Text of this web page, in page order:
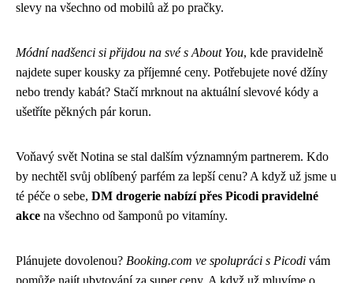
slevy na všechno od mobilů až po pračky.
Módní nadšenci si přijdou na své s About You, kde pravidelně
najdete super kousky za příjemné ceny. Potřebujete nové džíny
nebo trendy kabát? Stačí mrknout na aktuální slevové kódy a
ušetříte pěkných pár korun.
Voňavý svět Notina se stal dalším významným partnerem. Kdo
by nechtěl svůj oblíbený parfém za lepší cenu? A když už jsme u
té péče o sebe, DM drogerie nabízí přes Picodi pravidelné
akce na všechno od šamponů po vitamíny.
Plánujete dovolenou? Booking.com ve spolupráci s Picodi vám
pomůže najít ubytování za super ceny. A když už mluvíme o